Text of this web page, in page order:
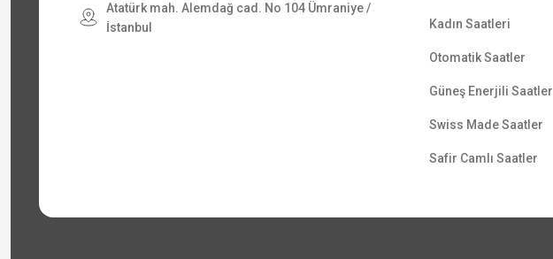
Atatürk mah. Alemdağ cad. No 104 Ümraniye /
İstanbul
Kadın Saatleri
Otomatik Saatler
Güneş Enerjili Saatler
Swiss Made Saatler
Safir Camlı Saatler